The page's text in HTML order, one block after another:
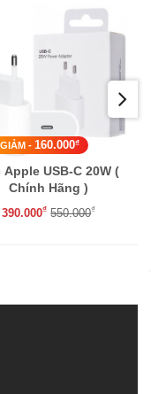
GIẢM - 149.000₫
lực iPhone chống
nhìn trộm MIPOW
KINGBULL
250.000₫ 399.000₫